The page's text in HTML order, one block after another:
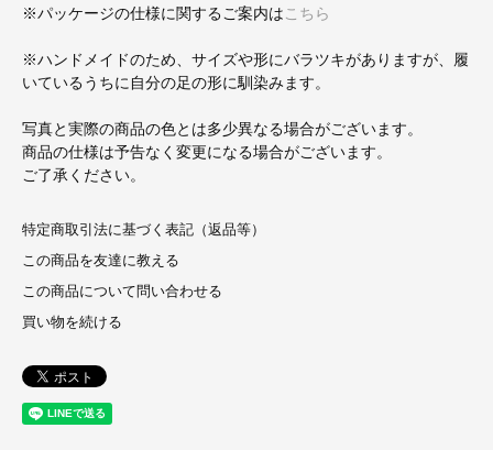
※パッケージの仕様に関するご案内は こちら
※ハンドメイドのため、サイズや形にバラツキがありますが、履
いているうちに自分の足の形に馴染みます。
写真と実際の商品の色とは多少異なる場合がございます。
商品の仕様は予告なく変更になる場合がございます。
ご了承ください。
特定商取引法に基づく表記（返品等）
この商品を友達に教える
この商品について問い合わせる
買い物を続ける